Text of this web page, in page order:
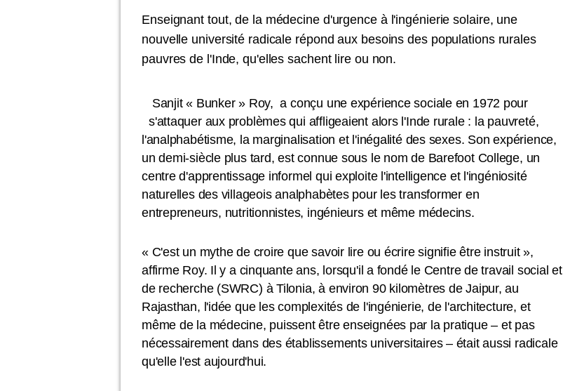
Enseignant tout, de la médecine d'urgence à l'ingénierie solaire, une
nouvelle université radicale répond aux besoins des populations rurales
pauvres de l'Inde, qu'elles sachent lire ou non.
Sanjit « Bunker » Roy, a conçu une expérience sociale en 1972 pour
s'attaquer aux problèmes qui affligeaient alors l'Inde rurale : la pauvreté,
l'analphabétisme, la marginalisation et l'inégalité des sexes. Son expérience,
un demi-siècle plus tard, est connue sous le nom de Barefoot College, un
centre d'apprentissage informel qui exploite l'intelligence et l'ingéniosité
naturelles des villageois analphabètes pour les transformer en
entrepreneurs, nutritionnistes, ingénieurs et même médecins.
« C'est un mythe de croire que savoir lire ou écrire signifie être instruit »,
affirme Roy. Il y a cinquante ans, lorsqu'il a fondé le Centre de travail social et
de recherche (SWRC) à Tilonia, à environ 90 kilomètres de Jaipur, au
Rajasthan, l'idée que les complexités de l'ingénierie, de l'architecture, et
même de la médecine, puissent être enseignées par la pratique – et pas
nécessairement dans des établissements universitaires – était aussi radicale
qu'elle l'est aujourd'hui.